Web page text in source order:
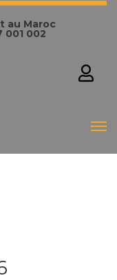
au Maroc
002